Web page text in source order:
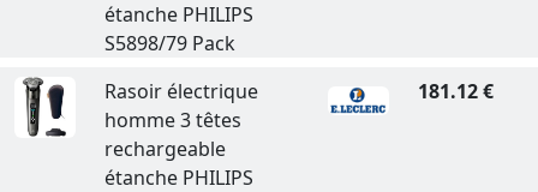
étanche PHILIPS
S5898/79 Pack
Rasoir électrique
homme 3 têtes
rechargeable
étanche PHILIPS
181.12 €